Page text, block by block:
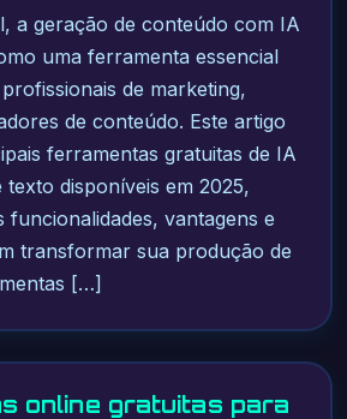
a geração de conteúdo com IA
uma ferramenta essencial
de marketing,
de conteúdo. Este artigo
ferramentas gratuitas de IA
texto disponíveis em 2025,
funcionalidades, vantagens e
transformar sua produção de
[…]
online gratuitas para